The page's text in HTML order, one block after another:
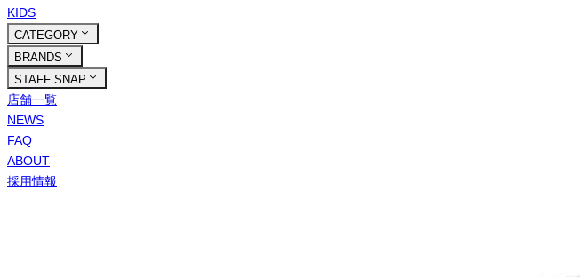
KIDS
CATEGORY
BRANDS
STAFF SNAP
店舗一覧
NEWS
FAQ
ABOUT
採用情報